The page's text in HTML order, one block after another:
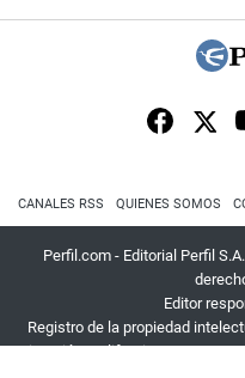
CANALES RSS QUIENES SOMOS
Perfil.com - Editorial Perfil S.A.
Editor
Registro de la propiedad
Dirección:California 2715,